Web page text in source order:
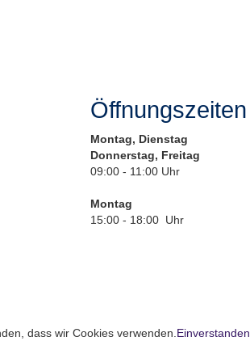
Öffnungszeiten
Montag, Dienstag
Donnerstag, Freitag
09:00 - 11:00 Uhr
Montag
15:00 - 18:00 Uhr
dass wir Cookies verwenden.Einverstanden